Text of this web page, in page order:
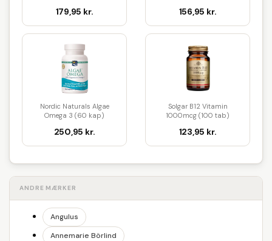
179,95 kr. 156,95 kr.
Nordic Naturals Algae
Omega 3 (60 kap)
250,95 kr.
Solgar B12 Vitamin
1000mcg (100 tab)
123,95 kr.
ANDRE MÆRKER
Angulus
Annemarie Börlind